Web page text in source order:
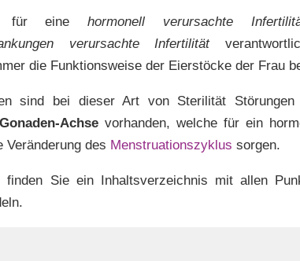
für einehormonell verursachte
verursachte Infertilität
die Funktionsweise der Eierstöcke der Frau
sind bei dieser Art von Sterilität
Achse vorhanden, welche für ein
Veränderung des Menstruationszyklus sorgen.
finden Sie ein Inhaltsverzeichnis mit allen